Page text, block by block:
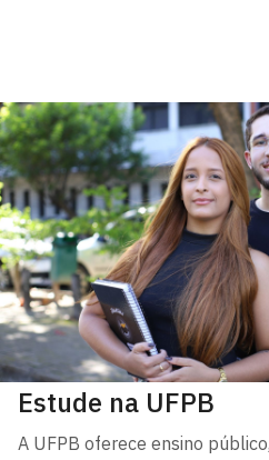
Estude na UFPB
A UFPB oferece ensino